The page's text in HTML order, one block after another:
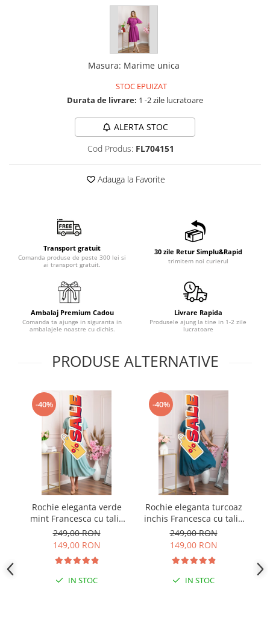
Masura: Marime unica
STOC EPUIZAT
Durata de livrare: 1 -2 zile lucratoare
ALERTA STOC
Cod Produs: FL704151
Adauga la Favorite
Transport gratuit
Comanda produse de peste 300 lei si
ai transport gratuit.
30 zile Retur Simplu&Rapid
trimitem noi curierul
Ambalaj Premium Cadou
Comanda ta ajunge in siguranta in
ambalajele noastre cu dichis.
Livrare Rapida
Produsele ajung la tine in 1-2 zile
lucratoare
PRODUSE ALTERNATIVE
-40%
Rochie eleganta verde
mint Francesca cu talie
incretita
249,00 RON
149,00 RON
IN STOC
-40%
Rochie eleganta turcoaz
inchis Francesca cu talie
incretita
249,00 RON
149,00 RON
IN STOC